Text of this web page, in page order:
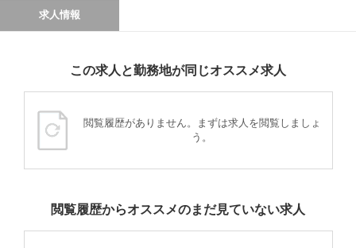
求人情報
この求人と勤務地が同じオススメ求人
閲覧履歴がありません。まずは求人を閲覧しましょ
う。
閲覧履歴からオススメのまだ見ていない求人